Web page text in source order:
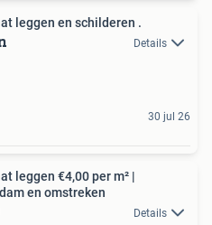
leggen en schilderen .
Details
30 jul 26
leggen €4,00 per m² |
en omstreken
Details